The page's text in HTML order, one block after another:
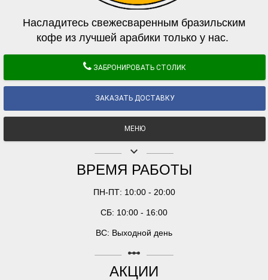
Насладитесь свежесваренным бразильским
кофе из лучшей арабики только у нас.
ЗАБРОНИРОВАТЬ СТОЛИК
ЗАКАЗАТЬ ДОСТАВКУ
МЕНЮ
keyboard_arrow_down
ВРЕМЯ РАБОТЫ
ПН-ПТ: 10:00 - 20:00
СБ: 10:00 - 16:00
ВС: Выходной день
linear_scale
АКЦИИ